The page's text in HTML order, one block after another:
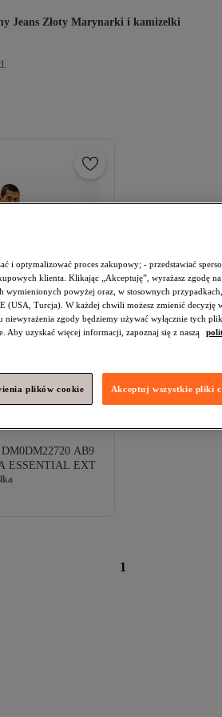
Jeans Złoty Marynarki i kamizelki
DM0DM22720 AB9
ESSENTIAL EXT
1
i optymalizować proces zakupowy; - przedstawiać
klienta. Klikając „Akceptuję”, wyrażasz zgodę na
wymienionych powyżej oraz, w stosownych
(USA, Turcja). W każdej chwili możesz zmienić decyzję
zgody będziemy używać wyłącznie tych
Aby uzyskać więcej informacji, zapoznaj się z naszą
plików cookie Akceptuj wszystkie pliki